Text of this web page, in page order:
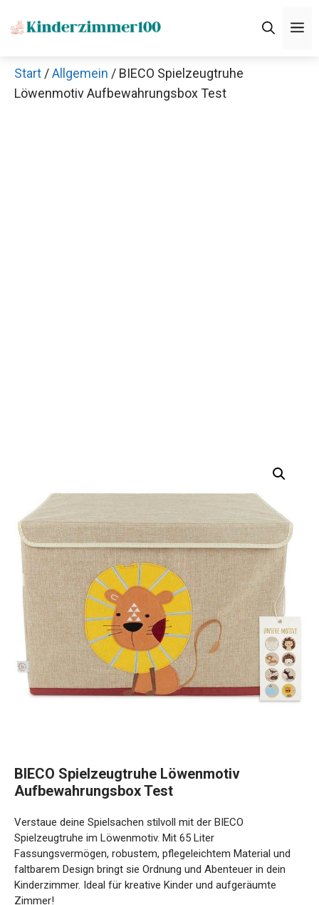
Inhalt
Start /Allgemein / BIECO Spielzeugtruhe
Löwenmotiv Aufbewahrungsbox Test
BIECO Spielzeugtruhe Löwenmotiv
Aufbewahrungsbox Test
Verstaue deine Spielsachen stilvoll mit der BIECO
Spielzeugtruhe im Löwenmotiv. Mit 65 Liter
Fassungsvermögen, robustem, pflegeleichtem Material und
faltbarem Design bringt sie Ordnung und Abenteuer in dein
Kinderzimmer. Ideal für kreative Kinder und aufgeräumte
Zimmer!